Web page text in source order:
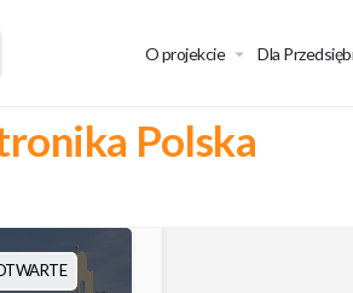
O projekcie Dla
Polska